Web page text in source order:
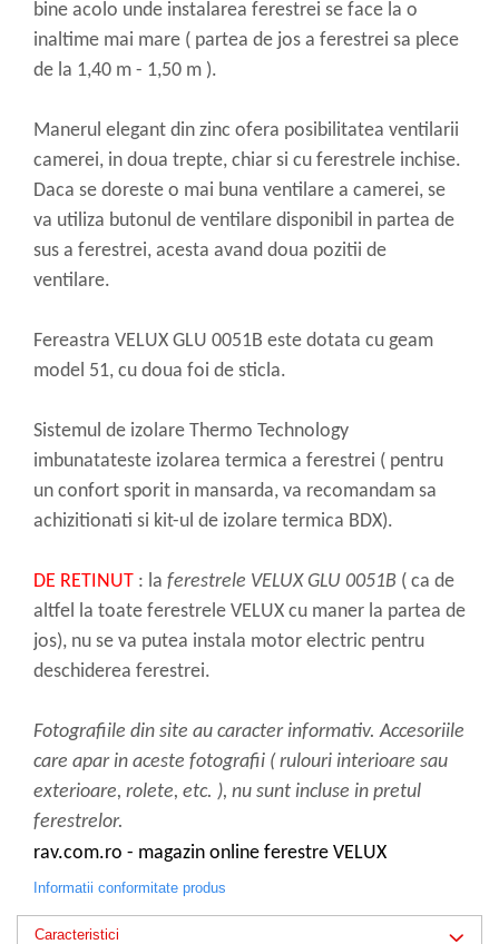
bine acolo unde instalarea ferestrei se face la o
inaltime mai mare ( partea de jos a ferestrei sa plece
de la 1,40 m - 1,50 m ).
Manerul elegant din zinc ofera posibilitatea ventilarii
camerei, in doua trepte, chiar si cu ferestrele inchise.
Daca se doreste o mai buna ventilare a camerei, se
va utiliza butonul de ventilare disponibil in partea de
sus a ferestrei, acesta avand doua pozitii de
ventilare.
Fereastra VELUX GLU 0051B este dotata cu geam
model 51, cu doua foi de sticla.
Sistemul de izolare Thermo Technology
imbunatateste izolarea termica a ferestrei ( pentru
un confort sporit in mansarda, va recomandam sa
achizitionati si kit-ul de izolare termica BDX).
DE RETINUT : la ferestrele VELUX GLU 0051B ( ca de
altfel la toate ferestrele VELUX cu maner la partea de
jos), nu se va putea instala motor electric pentru
deschiderea ferestrei.
Fotografiile din site au caracter informativ. Accesoriile
care apar in aceste fotografii ( rulouri interioare sau
exterioare, rolete, etc. ), nu sunt incluse in pretul
ferestrelor.
rav.com.ro - magazin online ferestre VELUX
Informatii conformitate produs
Caracteristici